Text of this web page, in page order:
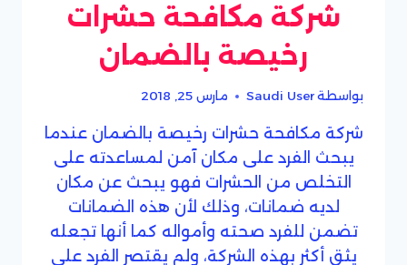
شركة مكافحة حشرات
رخيصة بالضمان
بواسطةSaudi User مارس 25, 2018
شركة مكافحة حشرات رخيصة بالضمان عندما
يبحث الفرد على مكان آمن لمساعدته على
التخلص من الحشرات فهو يبحث عن مكان
لديه ضمانات، وذلك لأن هذه الضمانات
تضمن للفرد صحته وأمواله كما أنها تجعله
يثق أكثر بهذه الشركة، ولم يقتصر الفرد على